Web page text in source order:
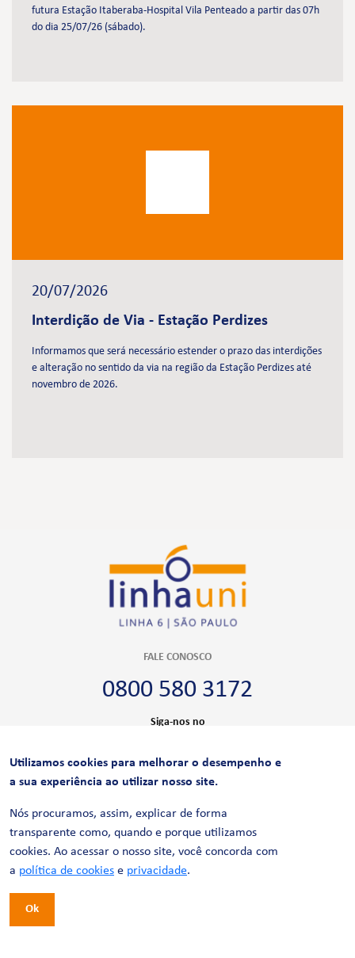
futura Estação Itaberaba-Hospital Vila Penteado a partir das 07h
do dia 25/07/26 (sábado).
20/07/2026
Interdição de Via - Estação Perdizes
Informamos que será necessário estender o prazo das interdições
e alteração no sentido da via na região da Estação Perdizes até
novembro de 2026.
FALE CONOSCO
0800 580 3172
Siga-nos no
CERTIFICAÇÕES
Utilizamos cookies para melhorar o desempenho e
a sua experiência ao utilizar nosso site.
Nós procuramos, assim, explicar de forma
transparente como, quando e porque utilizamos
cookies. Ao acessar o nosso site, você concorda com
a política de cookies e privacidade.
Ok